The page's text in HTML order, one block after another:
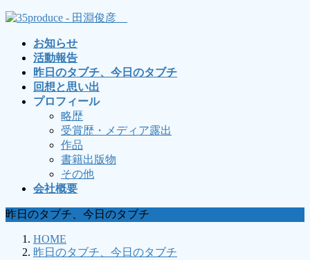
コ
ナ
お知らせ
活動報告
昨日のタブチ、今日のタブチ
回想と思い出
プロフィール
略歴
受賞歴・メディア露出
作品
書籍出版物
その他
会社概要
昨日のタブチ、今日のタブチ
HOME
昨日のタブチ、今日のタブチ